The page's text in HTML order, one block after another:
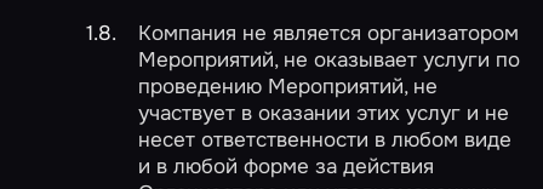
Компания не является организатором
Мероприятий, не оказывает услуги по
проведению Мероприятий, не
участвует в оказании этих услуг и не
несет ответственности в любом виде
и в любой форме за действия